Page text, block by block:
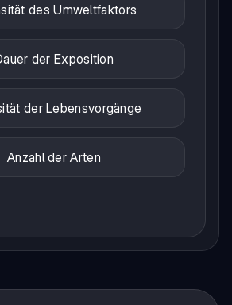
des Umweltfaktors
der Exposition
der Lebensvorgänge
Anzahl der Arten